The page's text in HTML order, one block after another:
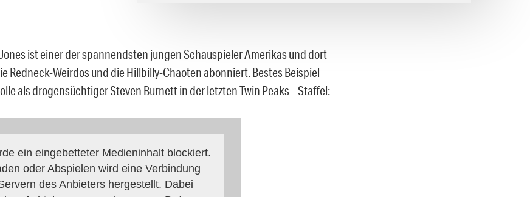
ist einer der spannendsten jungen Schauspieler Amerikas und dort
Redneck-Weirdos und die Hillbilly-Chaoten abonniert. Bestes Beispiel
als drogensüchtiger Steven Burnett in der letzten Twin Peaks – Staffel:
ein eingebetteter Medieninhalt blockiert.
oder Abspielen wird eine Verbindung
des Anbieters hergestellt. Dabei